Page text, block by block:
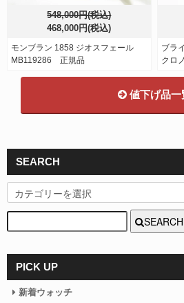
548,000円(税込)
468,000円(税込)
モンブラン 1858 ジオスフェール
MB119286 正規品
ブラ
クロ
値下げ品一
SEARCH
SEARCH
PICK UP
新着ウォッチ